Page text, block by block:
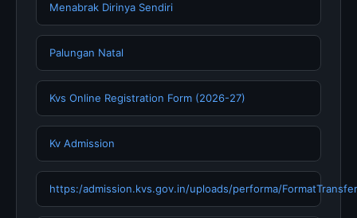
Menabrak Dirinya Sendiri
Palungan Natal
Kvs Online Registration Form (2026-27)
Kv Admission
https:/admission.kvs.gov.in/uploads/performa/